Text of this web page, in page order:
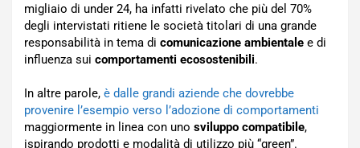
migliaio di under 24, ha infatti rivelato che più del 70%
degli intervistati ritiene le società titolari di una grande
responsabilità in tema di comunicazione ambientale e di
influenza sui comportamenti ecosostenibili.
In altre parole, è dalle grandi aziende che dovrebbe
provenire l’esempio verso l’adozione di comportamenti
maggiormente in linea con uno sviluppo compatibile,
ispirando prodotti e modalità di utilizzo più “green”.